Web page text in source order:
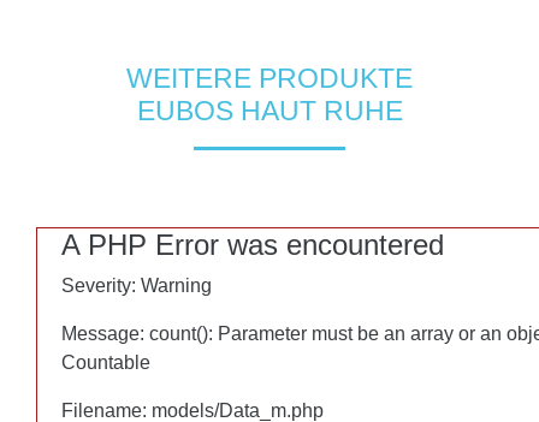
WEITERE PRODUKTE
EUBOS HAUT RUHE
A PHP Error was encountered
Severity: Warning
Message: count(): Parameter must be an array or an
Countable
Filename: models/Data_m.php
A PHP Error was encountered
Severity: Warning
Message: count(): Parameter must be an array or an
Countable
Filename: models/Data_m.php